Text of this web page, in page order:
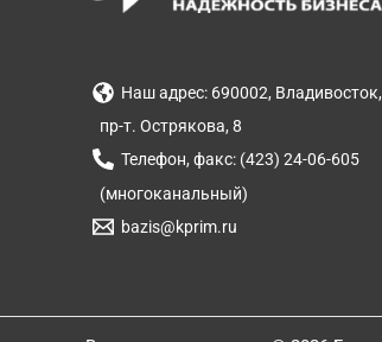
Наш адрес: 690002, Владивосток,
пр-т. Острякова, 8
Телефон, факс: (423) 24-06-605
(многоканальный)
bazis@kprim.ru